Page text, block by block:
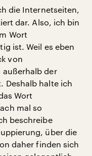
die Internetseiten,
dar. Also, ich bin
Wort
ist. Weil es eben
von
der
Deshalb halte ich
Wort
mal so
beschreibe
über die
daher finden sich